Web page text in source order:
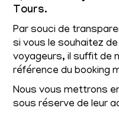
Tours.
Par souci de
si vous le souhaitez
voyageurs, il suffit de
référence du booking
Nous vous mettrons
sous réserve de leur